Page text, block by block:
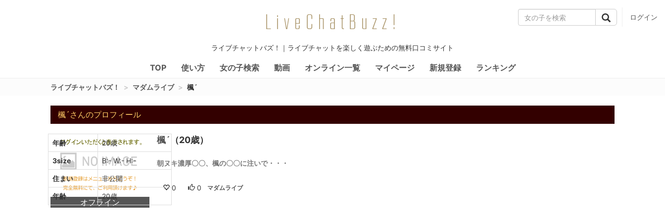
LiveChatBuzz!
ライブチャットバズ！｜ライブチャットを楽しく遊ぶための無料口コミサイト
ログイン
TOP 使い方 女の子検索 動画 オンライン一覧 マイページ 新規登録 ランキング
ライブチャットバズ！ マダムライブ 楓´
楓´さんのプロフィール
オフライン
楓´ （20歳）
朝ヌキ濃厚〇〇、楓の〇〇に注いで・・・
0 0 マダムライブ
年齢 20歳
3size B:- W:- H:-
住まい 非公開
年齢 20歳